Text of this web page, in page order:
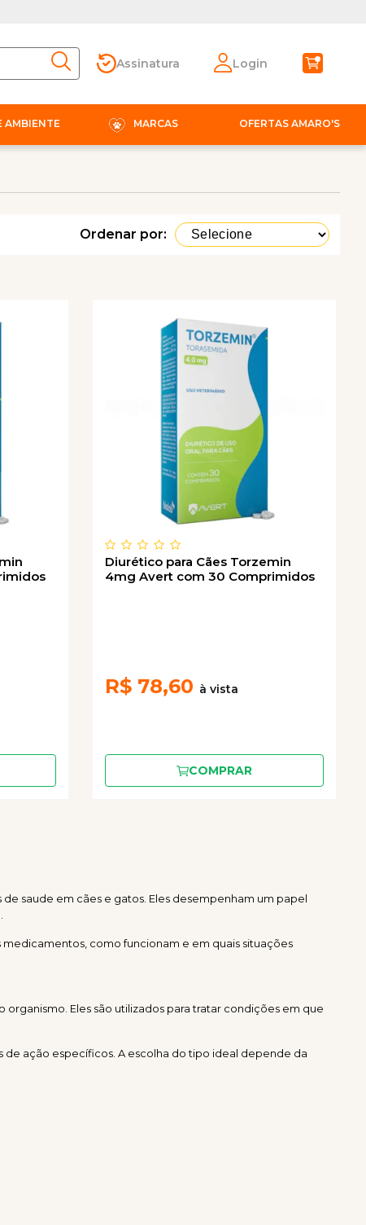
Assinatura Login
AMBIENTE MARCAS OFERTAS AMARO'S
Ordenar por:
Diurético para Cães Torzemin
4mg Avert com 30 Comprimidos
R$ 78,60
COMPRAR
saude em cães e gatos. Eles desempenham um papel
como funcionam e em quais situações
Eles são utilizados para tratar condições em que
ação específicos. A escolha do tipo ideal depende da